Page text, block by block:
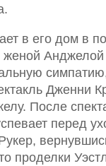
в его дом в
женой
Дженни
После
перед
проделки